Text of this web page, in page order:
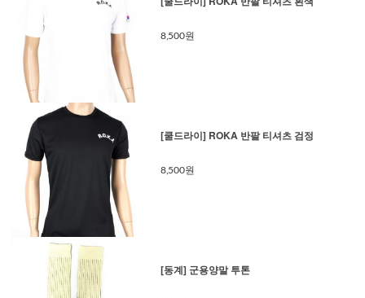
8,500원
[쿨드라이] ROKA 반팔 티셔츠 검정
8,500원
[동계] 군용양말 투톤